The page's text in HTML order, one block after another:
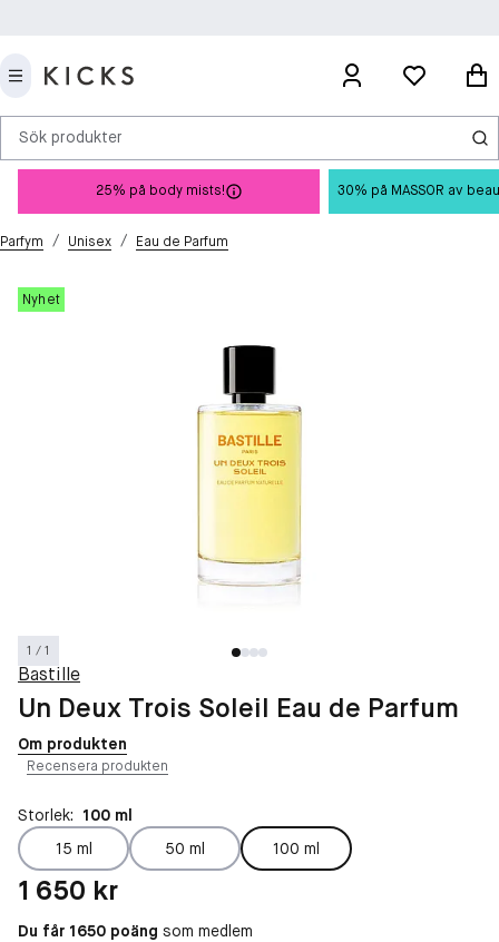
Sök produkter
25% på body mists! 30% på MASSOR av
Parfym / Unisex / Eau de Parfum
Nyhet
1 / 1
Bastille
Un Deux Trois Soleil Eau de Parfum
Om produkten
Recensera produkten
Storlek: 100 ml
15 ml
50 ml
100 ml
Pris: 1 650 kr
1 650 kr
Du får 1650 poäng som medlem